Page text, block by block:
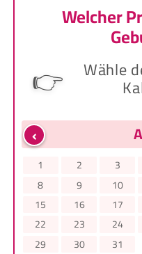
Welcher
👉 Wähle
‹
1 2 3
8
9 10
15
16 17
22
23 24
29
30 31